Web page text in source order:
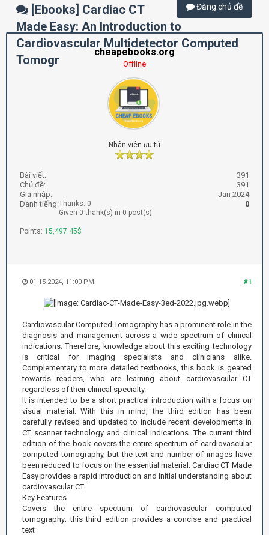
Đăng chủ đề
[Ebooks] Cardiac CT
Made Easy: An Introduction to
Cardiovascular Multidetector Computed
Tomogr
cheapebooks.org
Offline
Nhân viên ưu tú
Bài viết:
391
Chủ đề:
391
Gia nhập:
Jan 2024
Danh tiếng:
0
Thanks: 0
Given 0 thank(s) in 0 post(s)
Points: 15,497.45$
#1
01-15-2024, 11:00 PM
Cardiovascular Computed Tomography has a prominent role in the
diagnosis and management across a wide spectrum of clinical
indications. Therefore, knowledge about this exciting technology
is critical for imaging specialists and clinicians alike.
Complementary to more detailed textbooks, this book is geared
towards readers, who are learning about cardiovascular CT
regardless of their clinical specialty.
It is intended to be a short practical introduction with a focus on
visual material. With this in mind, the third edition has been
carefully revised and updated to include recent developments in
CT scanner technology and clinical indications. The current third
edition of the book covers the entire spectrum of cardiovascular
computed tomography, but the text and number of images have
been reduced to focus on the essential material. Cardiac CT Made
Easy provides a rapid introduction and initial understanding about
cardiovascular CT.
Key Features
Covers the entire spectrum of cardiovascular computed
tomography; this third edition provides a concise and practical
text